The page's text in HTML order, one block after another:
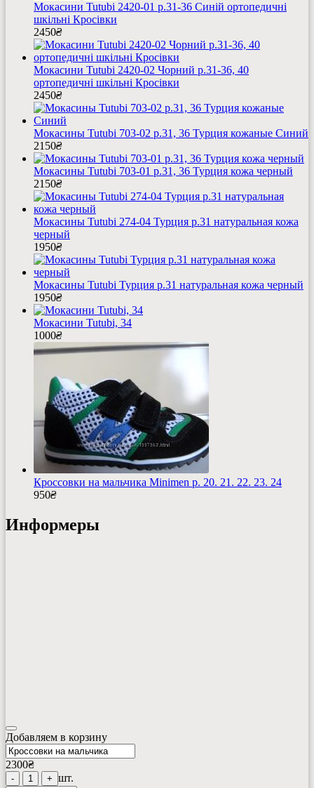
Мокасини Tutubi 2420-01 р.31-36 Синій ортопедичні
шкільні Кросівки
2450₴
Мокасини Tutubi 2420-02 Чорний р.31-36, 40
ортопедичні шкільні Кросівки
2450₴
Мокасины Tutubi 703-02 р.31, 36 Турция кожаные Cиний
2150₴
Мокасины Tutubi 703-01 р.31, 36 Турция кожа черный
2150₴
Мокасины Tutubi 274-04 Турция р.31 натуральная кожа
черный
1950₴
Мокасины Tutubi Турция р.31 натуральная кожа черный
1950₴
Мокасини Tutubi, 34
1000₴
Кроссовки на мальчика Minimen р. 20. 21. 22. 23. 24
950₴
Информеры
Добавляем в корзину
2300₴
- 1 + шт.